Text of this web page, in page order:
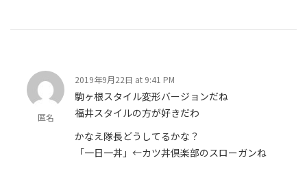
匿名
2019年9月22日 at 9:41 PM
駒ヶ根スタイル変形バージョンだね
福井スタイルの方が好きだわ
かなえ隊長どうしてるかな？
「一日一丼」←カツ丼倶楽部のスローガンね